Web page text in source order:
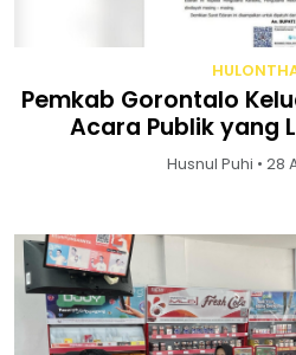
Pemkab Gorontalo
Acara Publik yang
Husnul Puhi • 28